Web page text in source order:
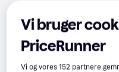
Vi bruger
PriceRunner
Vi og vores152 partnere